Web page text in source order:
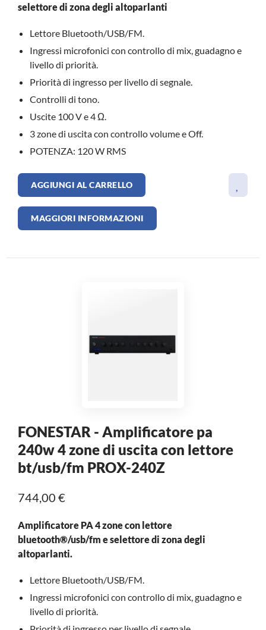
selettore di zona degli altoparlanti
Lettore Bluetooth/USB/FM.
Ingressi microfonici con controllo di mix, guadagno e
livello di priorità.
Priorità di ingresso per livello di segnale.
Controlli di tono.
Uscite 100 V e 4 Ω.
3 zone di uscita con controllo volume e Off.
POTENZA: 120 W RMS
AGGIUNGI AL CARRELLO
MAGGIORI INFORMAZIONI
FONESTAR - Amplificatore pa
240w 4 zone di uscita con lettore
bt/usb/fm PROX-240Z
744,00 €
Amplificatore PA 4 zone con lettore
bluetooth®/usb/fm e selettore di zona degli
altoparlanti.
Lettore Bluetooth/USB/FM.
Ingressi microfonici con controllo di mix, guadagno e
livello di priorità.